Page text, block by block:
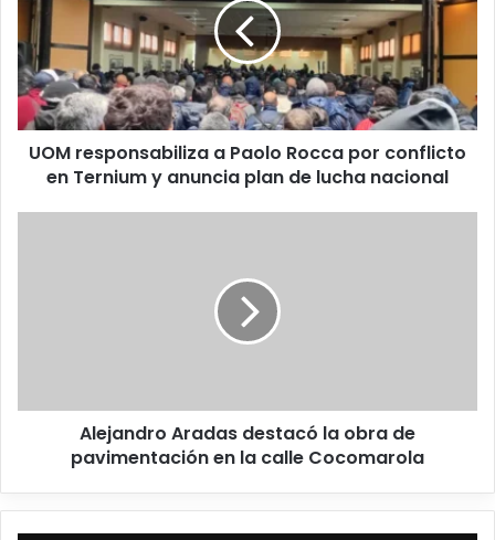
UOM responsabiliza a Paolo Rocca por conflicto
en Ternium y anuncia plan de lucha nacional
Alejandro Aradas destacó la obra de
pavimentación en la calle Cocomarola